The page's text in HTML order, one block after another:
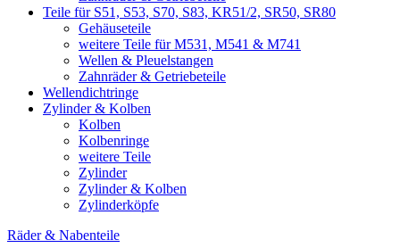
Teile für S51, S53, S70, S83, KR51/2, SR50, SR80
Gehäuseteile
weitere Teile für M531, M541 & M741
Wellen & Pleuelstangen
Zahnräder & Getriebeteile
Wellendichtringe
Zylinder & Kolben
Kolben
Kolbenringe
weitere Teile
Zylinder
Zylinder & Kolben
Zylinderköpfe
Räder & Nabenteile